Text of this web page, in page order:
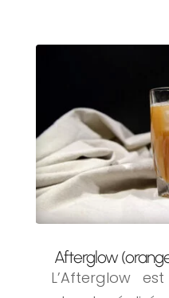
Afterglow
L’Afterglow